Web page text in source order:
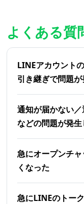
よくある質
LINEアカウント
引き継ぎで問題
通知が届かない
などの問題が発
急にオープンチ
くなった
急にLINEのトー